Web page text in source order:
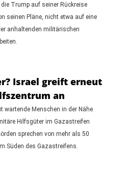
Trump auf seiner Rückreise
seinen Pläne, nicht etwa auf eine
anhaltenden militärischen
Israel greift erneut
an
wartende Menschen in der Nähe
Hilfsgüter im Gazastreifen
sprechen von mehr als 50
Süden des Gazastreifens.